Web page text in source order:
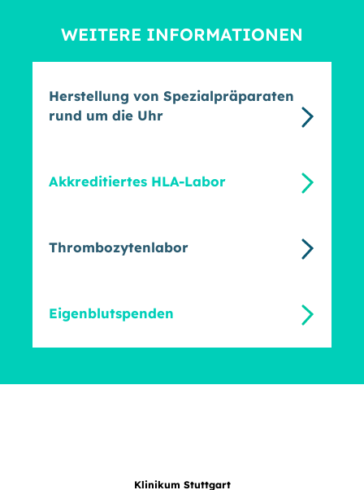
WEITERE INFORMATIONEN
Herstellung von Spezialpräparaten
rund um die Uhr
Akkreditiertes HLA-Labor
Thrombozytenlabor
Eigenblutspenden
Klinikum Stuttgart